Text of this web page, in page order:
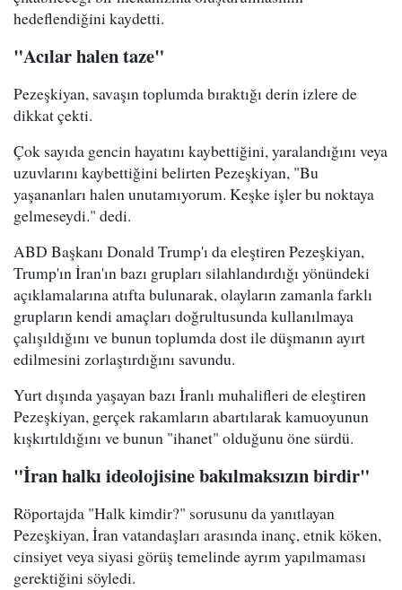
hedeflendiğini kaydetti.
"Acılar halen taze"
Pezeşkiyan, savaşın toplumda bıraktığı derin izlere de
dikkat çekti.
Çok sayıda gencin hayatını kaybettiğini, yaralandığını veya
uzuvlarını kaybettiğini belirten Pezeşkiyan, "Bu
yaşananları halen unutamıyorum. Keşke işler bu noktaya
gelmeseydi." dedi.
ABD Başkanı Donald Trump'ı da eleştiren Pezeşkiyan,
Trump'ın İran'ın bazı grupları silahlandırdığı yönündeki
açıklamalarına atıfta bulunarak, olayların zamanla farklı
grupların kendi amaçları doğrultusunda kullanılmaya
çalışıldığını ve bunun toplumda dost ile düşmanın ayırt
edilmesini zorlaştırdığını savundu.
Yurt dışında yaşayan bazı İranlı muhalifleri de eleştiren
Pezeşkiyan, gerçek rakamların abartılarak kamuoyunun
kışkırtıldığını ve bunun "ihanet" olduğunu öne sürdü.
"İran halkı ideolojisine bakılmaksızın birdir"
Röportajda "Halk kimdir?" sorusunu da yanıtlayan
Pezeşkiyan, İran vatandaşları arasında inanç, etnik köken,
cinsiyet veya siyasi görüş temelinde ayrım yapılmaması
gerektiğini söyledi.